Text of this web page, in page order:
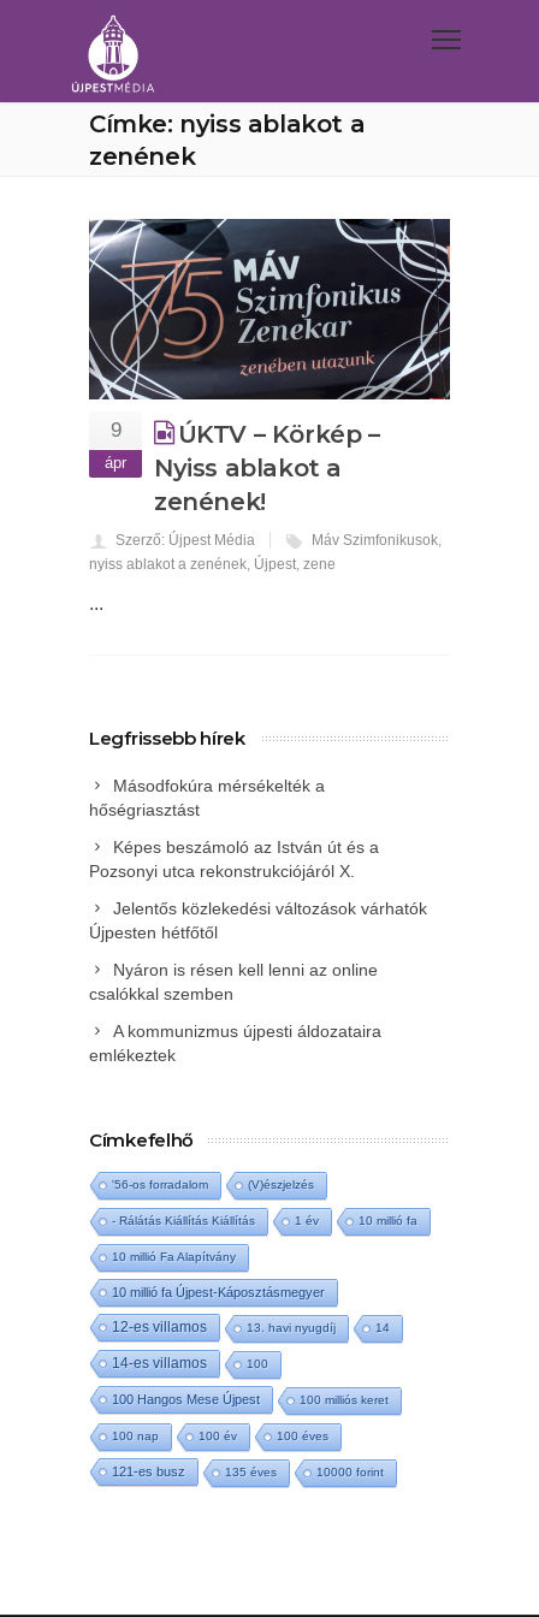
Címke: nyiss ablakot a
zenének
9
ápr
ÚKTV – Körkép –
Nyiss ablakot a
zenének!
Szerző: Újpest Média Máv Szimfonikusok,
nyiss ablakot a zenének, Újpest, zene
...
Legfrissebb hírek
Másodfokúra mérsékelték a
hőségriasztást
Képes beszámoló az István út és a
Pozsonyi utca rekonstrukciójáról X.
Jelentős közlekedési változások várhatók
Újpesten hétfőtől
Nyáron is résen kell lenni az online
csalókkal szemben
A kommunizmus újpesti áldozataira
emlékeztek
Címkefelhő
'56-os forradalom (V)észjelzés
- Rálátás Kiállítás Kiállítás 1 év 10 millió fa
10 millió Fa Alapítvány
10 millió fa Újpest-Káposztásmegyer
12-es villamos 13. havi nyugdíj 14
14-es villamos 100
100 Hangos Mese Újpest 100 milliós keret
100 nap 100 év 100 éves
121-es busz 135 éves 10000 forint